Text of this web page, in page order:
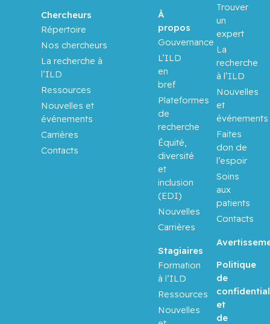
Blum,
Daniel
Boileau,
Jean-
François
Borchers,
Christoph
Chercheurs
Répertoire
Nos chercheurs
La recherche à
l’ILD
Ressources
Nouvelles et
événements
Carrières
Contacts
Stagiaires
Formation
à l’ILD
Ressources
Nouvelles
À
propos
Gouvernance
L’ILD
en
bref
Plateformes
de
recherche
Équité,
diversité
et
inclusion
(EDI)
Nouvelles
Carrières
Trouver
un
expert
La
recherche
à l’ILD
Nouvelles
et
événements
Faites
don de
l’espoir
Soins
aux
patients
Contacts
Politique
de
et
de